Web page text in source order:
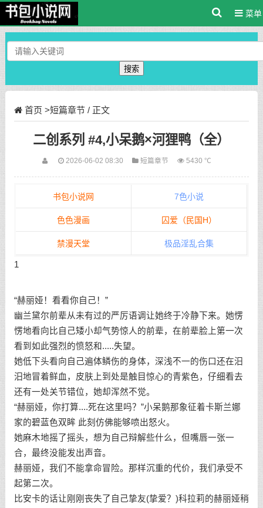
菜单
搜索
首页 >短篇章节/ 正文
二创系列 #4,小呆鹅×河狸鸭（全）
2026-06-02 08:30 短篇章节 5430 ℃
书包小说网 7色小说
色色漫画 囚爱（民国H）
禁漫天堂 极品淫乱合集
1
“赫丽娅！看看你自己！”
幽兰黛尔前辈从未有过的严厉语调让她终于冷静下来。她愣
愣地看向比自己矮小却气势惊人的前辈，在前辈脸上第一次
看到如此强烈的愤怒和.....失望。
她低下头看向自己遍体鳞伤的身体，深浅不一的伤口还在汨
汨地冒着鲜血，皮肤上到处是触目惊心的青紫色，仔细看去
还有一处关节错位，她却浑然不觉。
“赫丽娅，你打算....死在这里吗？”小呆鹅那象征着卡斯兰娜
家的碧蓝色双眸 此刻仿佛能够喷出怒火。
她麻木地摇了摇头，想为自己辩解些什么，但嘴唇一张一
合，最终没能发出声音。
赫丽娅，我们不能拿命冒险。那样沉重的代价，我们承受不
起第二次。
比安卡的话让刚刚丧失了自己挚友(挚爱？)科拉莉的赫丽娅稍